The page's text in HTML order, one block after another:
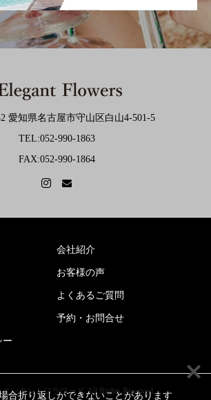
愛知県名古屋市守山区白山4-501-5
TEL:052-990-1863
FAX:052-990-1864
会社紹介
お客様の声
よくあるご質問
予約・お問合せ
ー
レガントフラワーズ All Rights Reserved.
合折り返しができないことがあります